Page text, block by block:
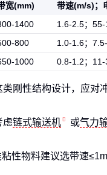
宽(mm)
带速(m/s)；
1400
1.6-2.5；55-
800
1.0-1.6；
1000 0.8-1.2；11-
类刚性结构设计，应对
虑链式输送机 或气力
性物料建议选带速